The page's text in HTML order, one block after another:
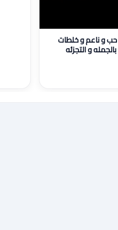
التوابل حب و ناعم و خلطات
حب و ناعم و خلطات